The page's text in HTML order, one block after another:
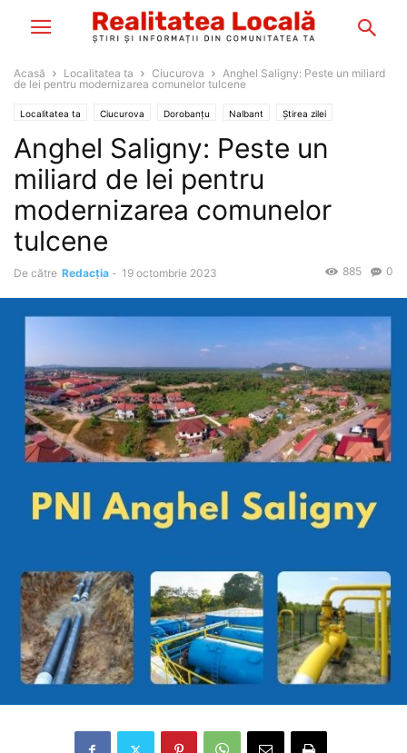
Acasă Localitatea ta Ciucurova
Anghel Saligny: Peste un miliard
de lei pentru modernizarea comunelor tulcene
Localitatea ta Ciucurova Dorobanțu Nalbant Știrea zilei
Anghel Saligny: Peste un
miliard de lei pentru
modernizarea comunelor
tulcene
De către Redacția - 19 octombrie 2023 0
885